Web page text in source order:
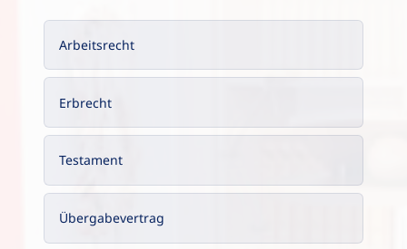
Arbeitsrecht
Erbrecht
Testament
Übergabevertrag